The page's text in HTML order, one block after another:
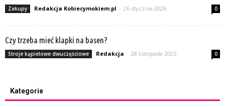
Zakupy Redakcja Kobiecymokiem.pl - 26 stycznia 2026 0
Czy trzeba mieć klapki na basen?
Stroje kąpielowe dwuczęściowe Redakcja - 28 listopada 2025 0
Kategorie